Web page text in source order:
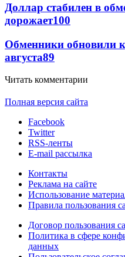
Доллар стабилен в
дорожает100
Обменники обновили
августа89
Читать комментарии
Полная версия сайта
Facebook
Twitter
RSS-ленты
E-mail рассылка
Контакты
Реклама на сайте
Использование
Правила пользования
Договор пользования
Политика в сфере
данных